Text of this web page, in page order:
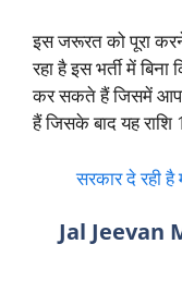
इस जरूरत को पूरा
रहा है इस भर्ती में बिना
कर सकते हैं जिसमें
हैं जिसके बाद यह
सरकार दे रही
Jal Jeevan